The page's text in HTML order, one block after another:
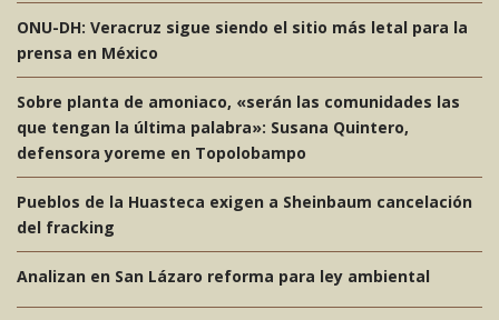
ONU-DH: Veracruz sigue siendo el sitio más letal para la
prensa en México
Sobre planta de amoniaco, «serán las comunidades las
que tengan la última palabra»: Susana Quintero,
defensora yoreme en Topolobampo
Pueblos de la Huasteca exigen a Sheinbaum cancelación
del fracking
Analizan en San Lázaro reforma para ley ambiental